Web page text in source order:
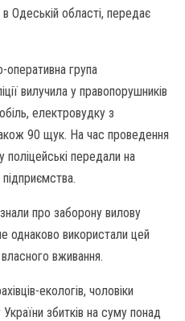
в Одеській області, передає
оперативна група
вилучила у правопорушників
електровудку з
90 щук. На час проведення
передали на
про заборону вилову
однаково використали цей
вживання.
екологів, чоловіки
збитків на суму понад